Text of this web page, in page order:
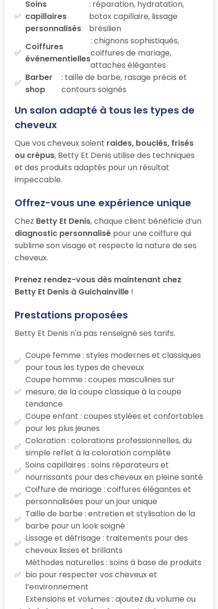
Soins
capillaires
personnalisés
: réparation, hydratation,
botox capillaire, lissage
brésilien
Coiffures
événementielles
: chignons sophistiqués,
coiffures de mariage,
attaches élégantes
Barber
shop
: taille de barbe, rasage précis et
contours soignés
Un salon adapté à tous les types de
cheveux
Que vos cheveux soient raides, bouclés, frisés
ou crépus, Betty Et Denis utilise des techniques
et des produits adaptés pour un résultat
impeccable.
Offrez-vous une expérience unique
Chez Betty Et Denis, chaque client bénéficie d’un
diagnostic personnalisé pour une coiffure qui
sublime son visage et respecte la nature de ses
cheveux.
Prenez rendez-vous dès maintenant chez
Betty Et Denis à Guichainville !
Prestations proposées
Betty Et Denis n'a pas renseigné ses tarifs.
Coupe femme : styles modernes et classiques
pour tous les types de cheveux
Coupe homme : coupes masculines sur
mesure, de la coupe classique à la coupe
tendance
Coupe enfant : coupes stylées et confortables
pour les plus jeunes
Coloration : colorations professionnelles, du
simple reflet à la coloration complète
Soins capillaires : soins réparateurs et
nourrissants pour des cheveux en pleine santé
Coiffure de mariage : coiffures élégantes et
personnalisées pour un jour unique
Taille de barbe : entretien et stylisation de la
barbe pour un look soigné
Lissage et défrisage : traitements pour des
cheveux lisses et brillants
Méthodes naturelles : soins à base de produits
bio pour respecter vos cheveux et
l’environnement
Extensions et volumes : ajoutez du volume ou